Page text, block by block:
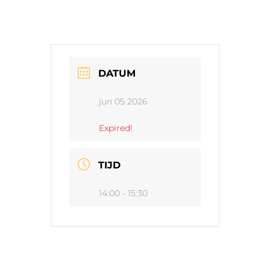
DATUM
jun 05 2026
Expired!
TIJD
14:00 - 15:30